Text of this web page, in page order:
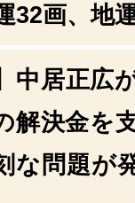
32画、地
居正広
解決金
な問題が